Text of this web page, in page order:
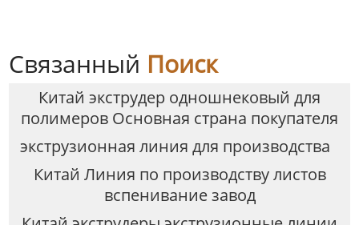
Связанный Поиск
Китай экструдер одношнековый для
полимеров Основная страна покупателя
экструзионная линия для производства
Китай Линия по производству листов
вспенивание завод